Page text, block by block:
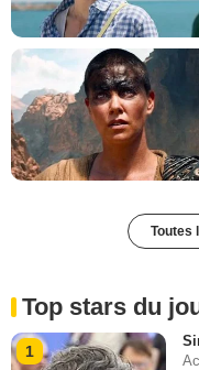
Toutes
Top stars du
1